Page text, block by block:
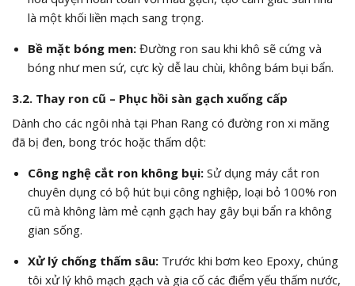
là một khối liền mạch sang trọng.
Bề mặt bóng men:Đường ron sau khi khô sẽ cứng và
bóng như men sứ, cực kỳ dễ lau chùi, không bám bụi bẩn.
3.2. Thay ron cũ – Phục hồi sàn gạch xuống cấp
Dành cho các ngôi nhà tại Phan Rang có đường ron xi măng
đã bị đen, bong tróc hoặc thấm dột:
Công nghệ cắt ron không bụi:Sử dụng máy cắt ron
chuyên dụng có bộ hút bụi công nghiệp, loại bỏ 100% ron
cũ mà không làm mẻ cạnh gạch hay gây bụi bẩn ra không
gian sống.
Xử lý chống thấm sâu:Trước khi bơm keo Epoxy, chúng
tôi xử lý khô mạch gạch và gia cố các điểm yếu thấm nước,